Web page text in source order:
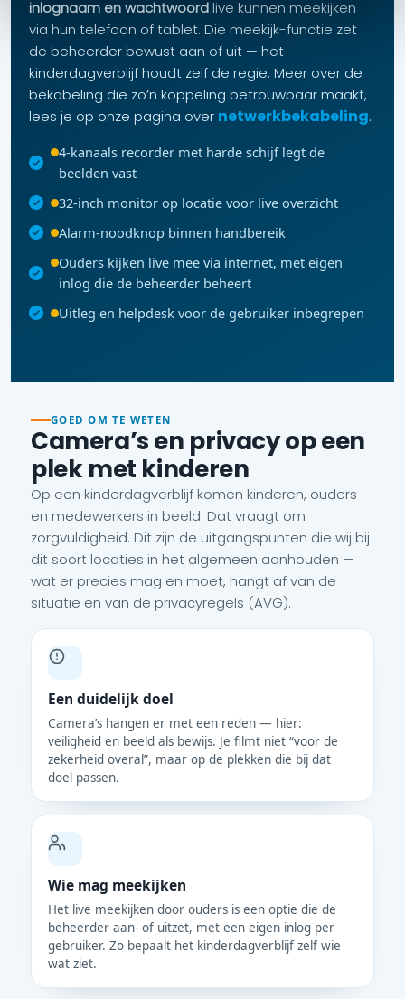
inlognaam en wachtwoord live kunnen meekijken
via hun telefoon of tablet. Die meekijk-functie zet
de beheerder bewust aan of uit — het
kinderdagverblijf houdt zelf de regie. Meer over de
bekabeling die zo’n koppeling betrouwbaar maakt,
lees je op onze pagina over netwerkbekabeling.
4-kanaals recorder met harde schijf legt de
beelden vast
32-inch monitor op locatie voor live overzicht
Alarm-noodknop binnen handbereik
Ouders kijken live mee via internet, met eigen
inlog die de beheerder beheert
Uitleg en helpdesk voor de gebruiker inbegrepen
GOED OM TE WETEN
Camera’s en privacy op een
plek met kinderen
Op een kinderdagverblijf komen kinderen, ouders
en medewerkers in beeld. Dat vraagt om
zorgvuldigheid. Dit zijn de uitgangspunten die wij bij
dit soort locaties in het algemeen aanhouden —
wat er precies mag en moet, hangt af van de
situatie en van de privacyregels (AVG).
Een duidelijk doel
Camera’s hangen er met een reden — hier:
veiligheid en beeld als bewijs. Je filmt niet “voor de
zekerheid overal”, maar op de plekken die bij dat
doel passen.
Wie mag meekijken
Het live meekijken door ouders is een optie die de
beheerder aan- of uitzet, met een eigen inlog per
gebruiker. Zo bepaalt het kinderdagverblijf zelf wie
wat ziet.